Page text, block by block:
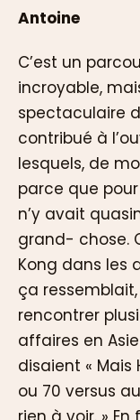
Antoine
C’est un
incroyable,
spectaculaire
contribué à
lesquels, de
parce que
n’y avait
grand- chose.
Kong dans les
ça
rencontrer
affaires en
disaient « Mais
ou 70 versus